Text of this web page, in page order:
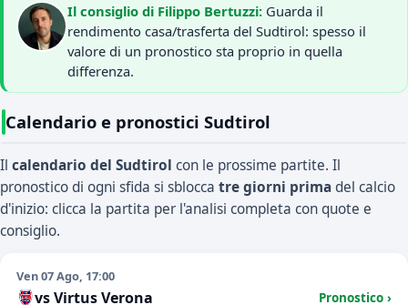
Il consiglio di Filippo Bertuzzi: Guarda il
rendimento casa/trasferta del Sudtirol: spesso il
valore di un pronostico sta proprio in quella
differenza.
Calendario e pronostici Sudtirol
Il calendario del Sudtirol con le prossime partite. Il
pronostico di ogni sfida si sblocca tre giorni primadel calcio
d'inizio: clicca la partita per l'analisi completa con quote e
consiglio.
Ven 07 Ago, 17:00
vs Virtus Verona Pronostico ›